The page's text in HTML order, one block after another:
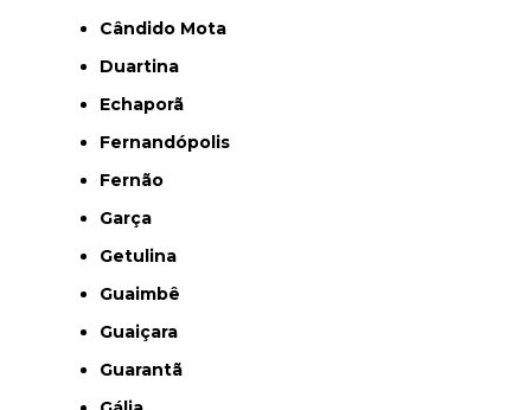
Cândido Mota
Duartina
Echaporã
Fernandópolis
Fernão
Garça
Getulina
Guaimbê
Guaiçara
Guarantã